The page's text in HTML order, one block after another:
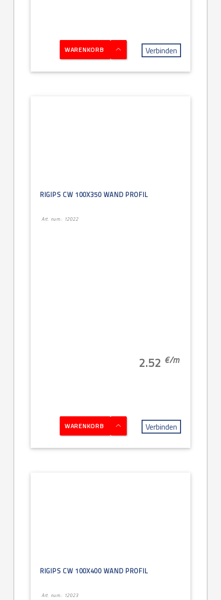
WARENKORB Verbinden
RIGIPS CW 100X350 WAND PROFIL
Art. num.: 12022
2.52 €/m
WARENKORB Verbinden
RIGIPS CW 100X400 WAND PROFIL
Art. num.: 12023